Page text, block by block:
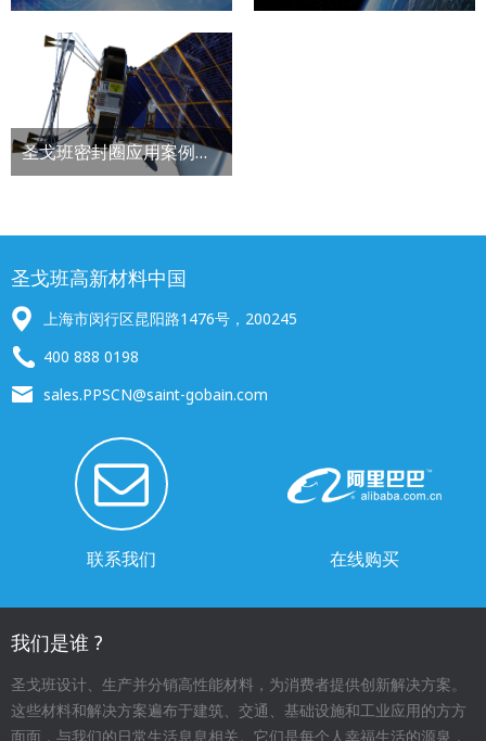
圣戈班密封圈应用案例研究之太空：卫星化学推进器高温阀门密封案例
圣戈班高新材料中国
上海市闵行区昆阳路1476号，200245
400 888 0198
sales.PPSCN@saint-gobain.com
联系我们 在线购买
我们是谁 ?
圣戈班设计、生产并分销高性能材料，为消费者提供创新解决方案。
这些材料和解决方案遍布于建筑、交通、基础设施和工业应用的方方
面面，与我们的日常生活息息相关。它们是每个人幸福生活的源泉，